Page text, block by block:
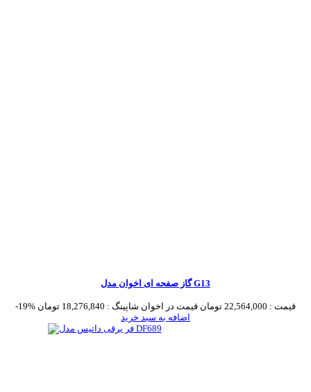
گاز صفحه ای اخوان مدل G13
-19% قیمت : 22,564,000 تومان قیمت در اخوان شاپینگ : 18,276,840 تومان
اضافه به سبد خرید